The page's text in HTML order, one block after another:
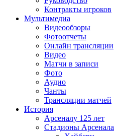
Контракты игроков
Мультимедиа
Видеообзоры
Фотоотчеты
Онлайн трансляции
Видео
Матчи в записи
Фото
Аудио
Чанты
Трансляции матчей
История
Арсеналу 125 лет
Стадионы Арсенала